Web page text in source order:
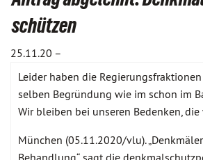
schützen
25.11.20 –
Leider haben die
selben Begründung wie im schon im
Wir bleiben bei unseren Bedenken,
München (05.11.2020/vlu).
Behandlung“, sagt die